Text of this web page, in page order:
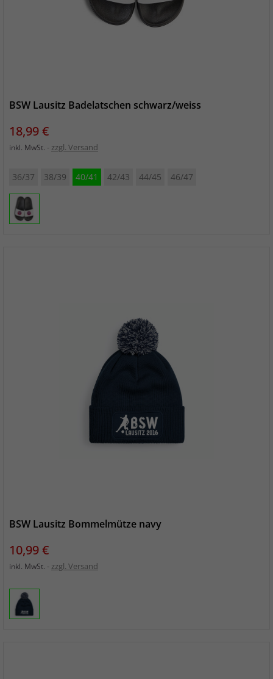
BSW Lausitz Badelatschen schwarz/weiss
Preis
18,99 €
inkl. MwSt. zzgl. Versand
36/37 38/39 40/41 42/43 44/45 46/47
BSW Lausitz Bommelmütze navy
Preis
10,99 €
inkl. MwSt. zzgl. Versand